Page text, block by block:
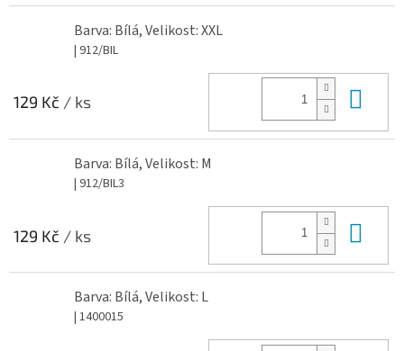
Barva: Bílá, Velikost: XXL
| 912/BIL
129 Kč / ks
Barva: Bílá, Velikost: M
| 912/BIL3
129 Kč / ks
Barva: Bílá, Velikost: L
| 1400015